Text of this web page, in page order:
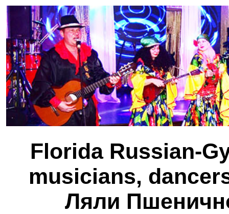
Florida Russian-
musicians,
Ляли